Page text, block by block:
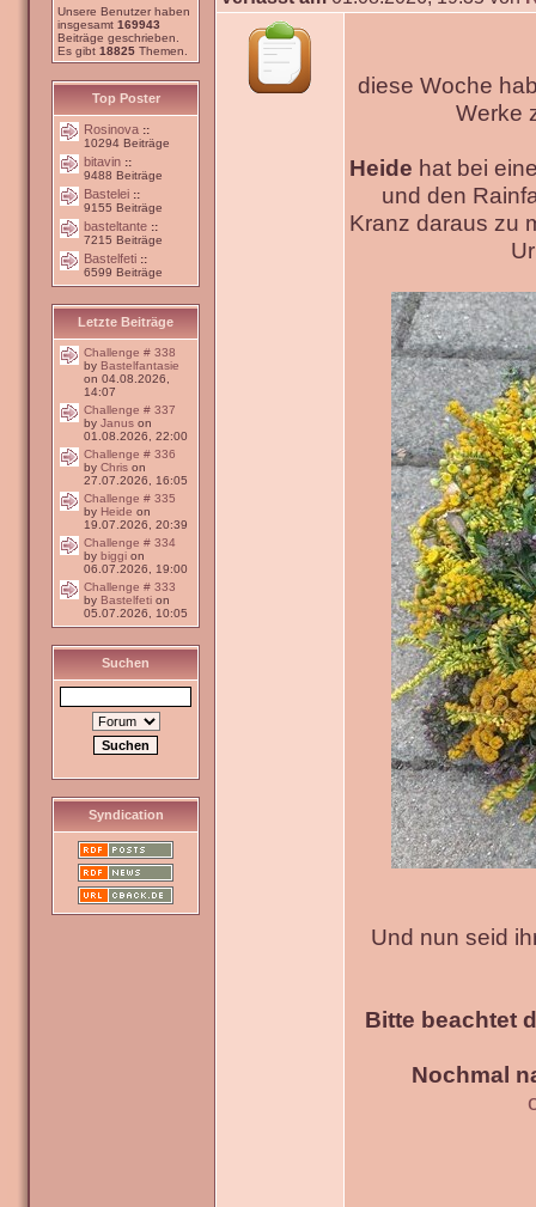
Unsere Benutzer haben
insgesamt 169943
Beiträge geschrieben.
Es gibt 18825 Themen.
Top Poster
Rosinova ::
10294 Beiträge
bitavin ::
9488 Beiträge
Bastelei ::
9155 Beiträge
basteltante ::
7215 Beiträge
Bastelfeti ::
6599 Beiträge
Letzte Beiträge
Challenge # 338
by Bastelfantasie
on 04.08.2026,
14:07
Challenge # 337
by Janus on
01.08.2026, 22:00
Challenge # 336
by Chris on
27.07.2026, 16:05
Challenge # 335
by Heide on
19.07.2026, 20:39
Challenge # 334
by biggi on
06.07.2026, 19:00
Challenge # 333
by Bastelfeti on
05.07.2026, 10:05
Suchen
Syndication
diese Woche
Werke
Heide hat bei
und den
Kranz daraus zu
Und nun seid
Bitte beachtet
Nochmal